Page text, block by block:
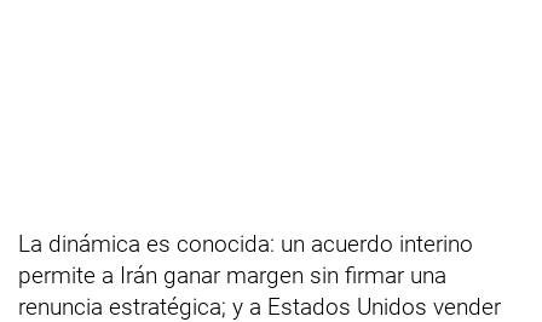
La dinámica es conocida: un acuerdo interino
permite a Irán ganar margen sin firmar una
renuncia estratégica; y a Estados Unidos vender